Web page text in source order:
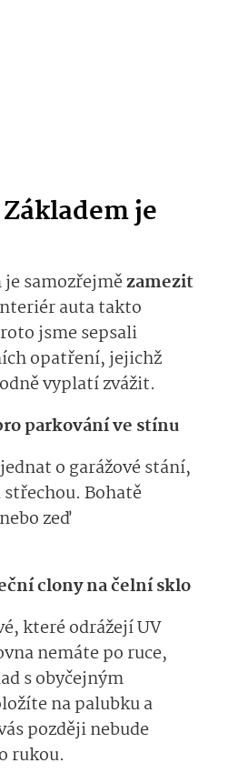
je
samozřejmězamezit
auta takto
jsme sepsali
opatření, jejichž
vyplatí zvážit.
parkování ve stínu
o garážové stání,
Bohatě
zeď
clony na čelní sklo
které odrážejí UV
nemáte po ruce,
s obyčejným
na palubku a
později nebude
rukou.